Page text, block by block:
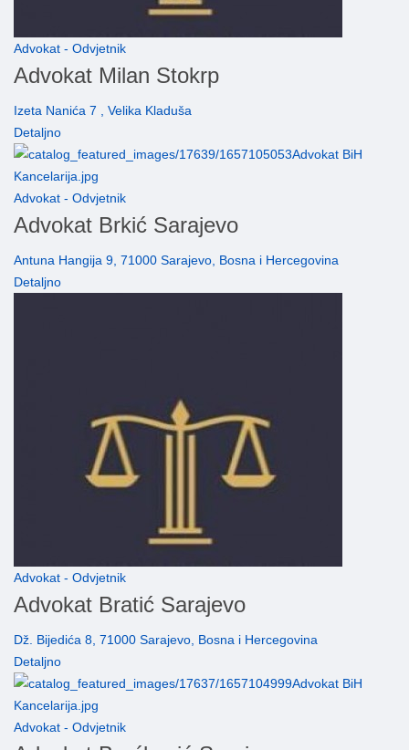
Advokat - Odvjetnik
Advokat Milan Stokrp
Izeta Nanića 7 , Velika Kladuša
Detaljno
Advokat - Odvjetnik
Advokat Brkić Sarajevo
Antuna Hangija 9, 71000 Sarajevo, Bosna i Hercegovina
Detaljno
Advokat - Odvjetnik
Advokat Bratić Sarajevo
Dž. Bijedića 8, 71000 Sarajevo, Bosna i Hercegovina
Detaljno
Advokat - Odvjetnik